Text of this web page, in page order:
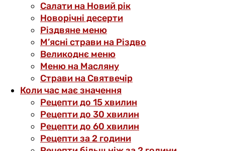
Салати на Новий рік
Новорічні десерти
Різдвяне меню
М’ясні страви на Різдво
Великоднє меню
Меню на Масляну
Страви на Святвечір
Коли час має значення
Рецепти до 15 хвилин
Рецепти до 30 хвилин
Рецепти до 60 хвилин
Рецепти за 2 години